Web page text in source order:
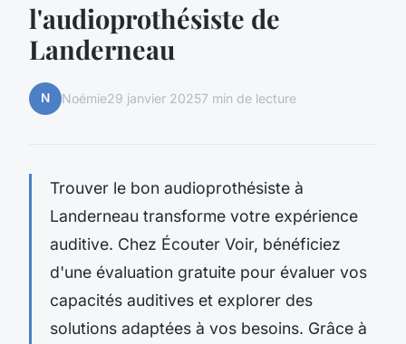
l'audioprothésiste de
Landerneau
N Noémie29 janvier 20257 min de lecture
Trouver le bon audioprothésiste à
Landerneau transforme votre expérience
auditive. Chez Écouter Voir, bénéficiez
d'une évaluation gratuite pour évaluer vos
capacités auditives et explorer des
solutions adaptées à vos besoins. Grâce à